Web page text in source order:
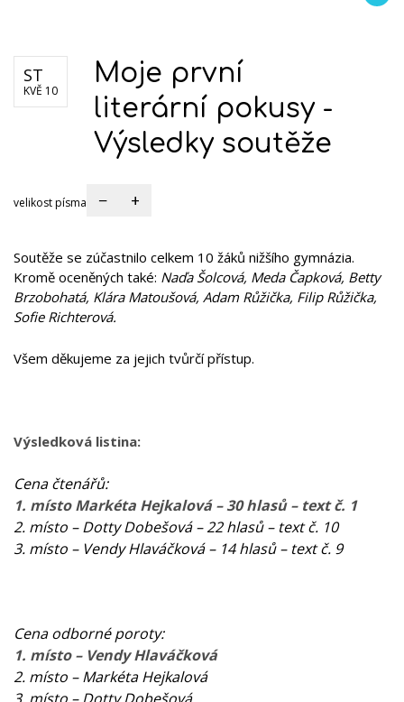
ST
KVĚ 10
Moje první
literární pokusy -
Výsledky soutěže
velikost písma − +
Soutěže se zúčastnilo celkem 10 žáků nižšího gymnázia.
Kromě oceněných také: Naďa Šolcová, Meda Čapková, Betty
Brzobohatá, Klára Matoušová, Adam Růžička, Filip Růžička,
Sofie Richterová.
Všem děkujeme za jejich tvůrčí přístup.
Výsledková listina:
Cena čtenářů:
1. místo Markéta Hejkalová – 30 hlasů – text č. 1
2. místo – Dotty Dobešová – 22 hlasů – text č. 10
3. místo – Vendy Hlaváčková – 14 hlasů – text č. 9
Cena odborné poroty:
1. místo – Vendy Hlaváčková
2. místo – Markéta Hejkalová